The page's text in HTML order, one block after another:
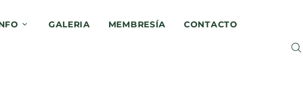
GALERIA MEMBRESÍA CONTACTO